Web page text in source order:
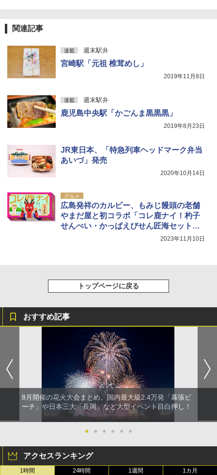
関連記事
連載 週末駅弁
宮崎駅「元祖 椎茸めし」
2019年11月8日
連載 週末駅弁
鹿児島中央駅「かごんま黒黒黒」
2019年8月23日
JR東日本、「特急列車ヘッドマーク弁当
あいづ」発売
2020年10月14日
グルメ
広島発祥のカルビー、もみじ饅頭の老舗
やまだ屋と初コラボ「コレ鹿ナイ！杓子
せんべい・かっぱえびせん匠海セット」
2023年11月10日
トップページに戻る
おすすめ記事
8月開催の花火大会まとめ。国内最大級2.4万発「幕張ビ
ーチ」や日本三大「長岡」など大型イベント目白押し！
● ● ● ● ● ●
アクセスランキング
1時間 24時間 1週間 1カ月